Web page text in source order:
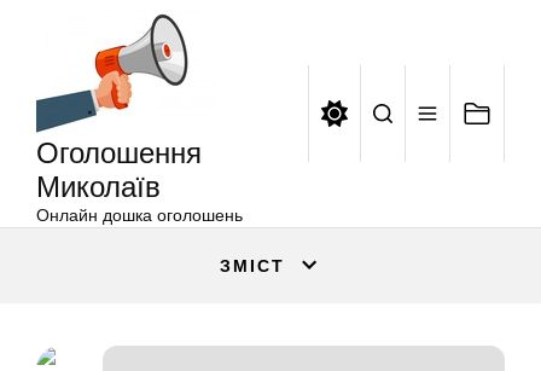
Оголошення
Миколаїв
Онлайн дошка оголошень
ЗМІСТ